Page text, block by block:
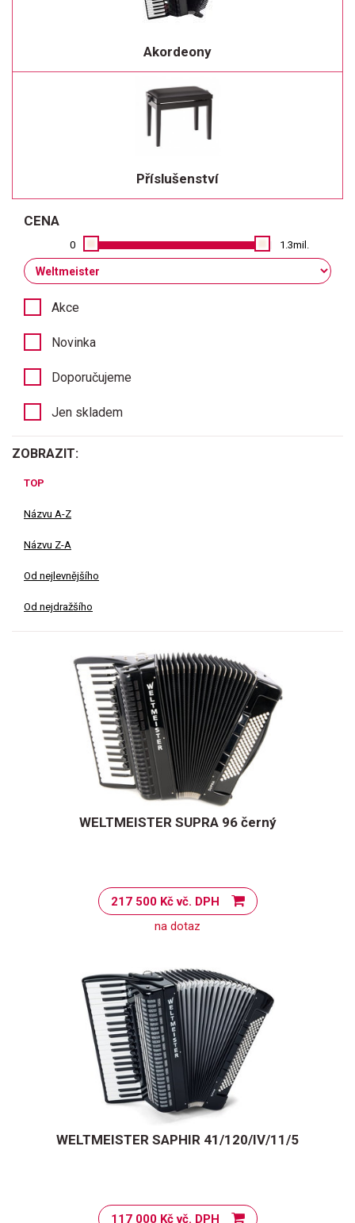
Akordeony
Příslušenství
CENA
0 1.3mil.
Akce
Novinka
Doporučujeme
Jen skladem
ZOBRAZIT:
TOP
Názvu A-Z
Názvu Z-A
Od nejlevnějšího
Od nejdražšího
WELTMEISTER SUPRA 96 černý
217 500 Kč vč. DPH
na dotaz
WELTMEISTER SAPHIR 41/120/IV/11/5
117 000 Kč vč. DPH